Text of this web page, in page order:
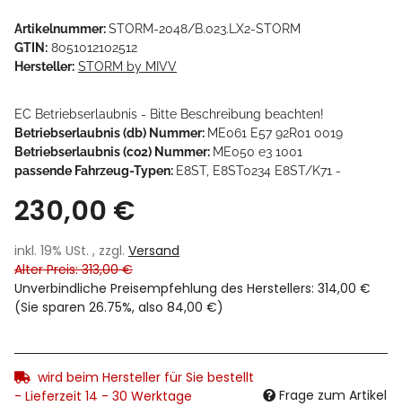
Artikelnummer:STORM-2048/B.023.LX2-STORM
GTIN: 8051012102512
Hersteller: STORM by MIVV
EC Betriebserlaubnis - Bitte Beschreibung beachten!
Betriebserlaubnis (db) Nummer: ME061 E57 92R01 0019
Betriebserlaubnis (co2) Nummer: ME050 e3 1001
passende Fahrzeug-Typen: E8ST, E8ST0234 E8ST/K71 -
230,00 €
inkl. 19% USt. , zzgl. Versand
Alter Preis: 313,00 €
Unverbindliche Preisempfehlung des Herstellers: 314,00 €
(Sie sparen 26.75%, also 84,00 €)
wird beim Hersteller für Sie bestellt
- Lieferzeit 14 - 30 Werktage
Frage zum Artikel